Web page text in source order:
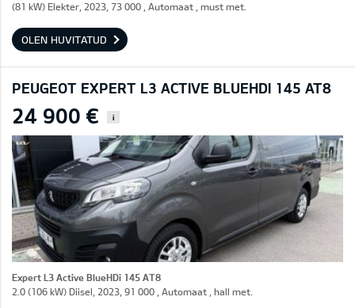
(81 kW) Elekter, 2023, 73 000 , Automaat , must met.
OLEN HUVITATUD
PEUGEOT EXPERT L3 ACTIVE BLUEHDI 145 AT8
24 900 € i
Expert L3 Active BlueHDi 145 AT8
2.0 (106 kW) Diisel, 2023, 91 000 , Automaat , hall met.